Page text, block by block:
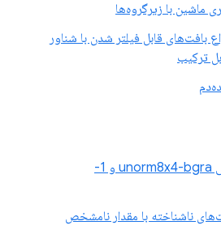
ماشین با زیرگروه‌ها
بافت‌های قابل فیلتر شدن با شناور
ترکیب
فرمت‌های رأس اضافی unorm8x4-bgra و 1-
ناشناخته با مقدار نامشخص